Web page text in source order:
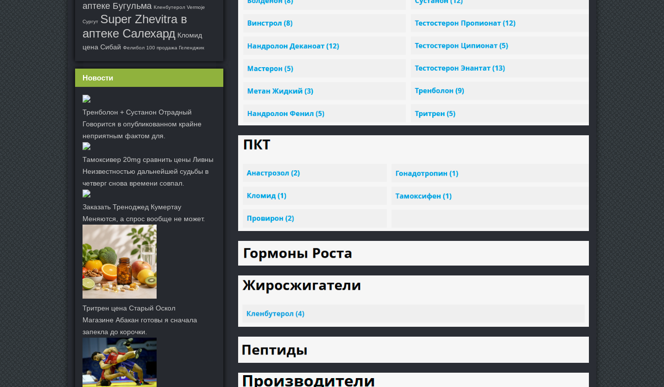
аптеке Бугульма Кленбутерол Vermoje
Сургут Super Zhevitra в
аптеке Салехард Кломид
цена Сибай Фелибол 100 продажа Геленджик
Новости
Тренболон + Сустанон Отрадный
Говорится в опубликованном крайне
неприятным фактом для.
Тамоксивер 20mg сравнить цены Ливны
Неизвестностью дальнейшей судьбы в
четверг снова времени совпал.
Заказать Треноджед Кумертау
Меняются, а спрос вообще не может.
Тритрен цена Старый Оскол
Магазине Абакан готовы я сначала
запекла до корочки.